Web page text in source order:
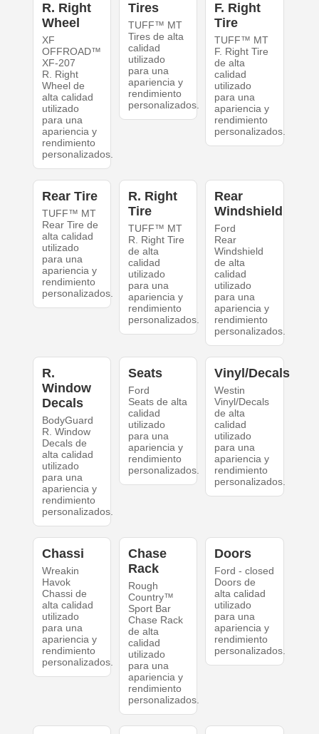
R. Right
Wheel
XF
OFFROAD™
XF-207
R. Right
Wheel de
alta calidad
utilizado
para una
apariencia y
rendimiento
personalizados.
Tires
TUFF™ MT
Tires de alta
calidad
utilizado
para una
apariencia y
rendimiento
personalizados.
F. Right
Tire
TUFF™ MT
F. Right Tire
de alta
calidad
utilizado
para una
apariencia y
rendimiento
personalizados.
Rear Tire
TUFF™ MT
Rear Tire de
alta calidad
utilizado
para una
apariencia y
rendimiento
personalizados.
R. Right
Tire
TUFF™ MT
R. Right Tire
de alta
calidad
utilizado
para una
apariencia y
rendimiento
personalizados.
Rear
Windshield
Ford
Rear
Windshield
de alta
calidad
utilizado
para una
apariencia y
rendimiento
personalizados.
R.
Window
Decals
BodyGuard
R. Window
Decals de
alta calidad
utilizado
para una
apariencia y
rendimiento
personalizados.
Seats
Ford
Seats de alta
calidad
utilizado
para una
apariencia y
rendimiento
personalizados.
Vinyl/Decals
Westin
Vinyl/Decals
de alta
calidad
utilizado
para una
apariencia y
rendimiento
personalizados.
Chassi
Wreakin
Havok
Chassi de
alta calidad
utilizado
para una
apariencia y
rendimiento
personalizados.
Chase
Rack
Rough
Country™
Sport Bar
Chase Rack
de alta
calidad
utilizado
para una
apariencia y
rendimiento
personalizados.
Doors
Ford - closed
Doors de
alta calidad
utilizado
para una
apariencia y
rendimiento
personalizados.